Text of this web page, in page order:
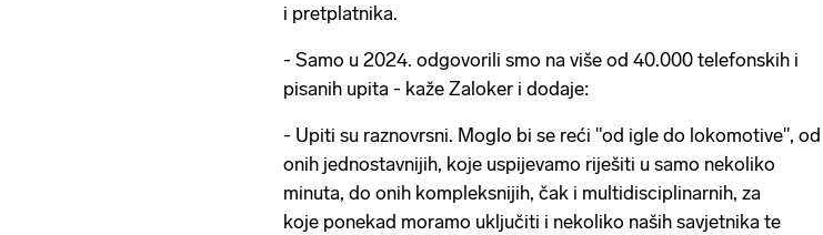
i pretplatnika.
- Samo u 2024. odgovorili smo na više od 40.000 telefonskih i
pisanih upita - kaže Zaloker i dodaje:
- Upiti su raznovrsni. Moglo bi se reći "od igle do lokomotive", od
onih jednostavnijih, koje uspijevamo riješiti u samo nekoliko
minuta, do onih kompleksnijih, čak i multidisciplinarnih, za
koje ponekad moramo uključiti i nekoliko naših savjetnika te